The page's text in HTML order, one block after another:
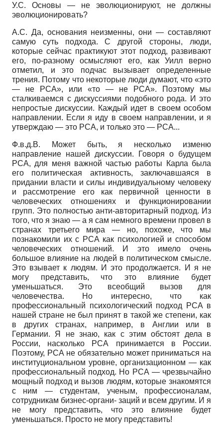
У.С. Основы — не эволюционируют, не должны
эволюционировать?
А.С. Да, основания неизменны, они — составляют
самую суть подхода. С другой стороны, люди,
которые сейчас практикуют этот подход, развивают
его, по-разному осмысляют его, как Уилл верно
отметил, и это подчас вызывает определенные
трения. Потому что некоторые люди думают, что «это
— не РСА», или «то — не РСА». Поэтому мы
сталкиваемся с дискуссиями подобного рода. И это
непростые дискуссии. Каждый идет в своем особом
направлении. Если я иду в своем направлении, и я
утверждаю — это РСА, и только это — РСА...
Ф.в.д.В. Может быть, я несколько изменю
направление нашей дискуссии. Говоря о будущем
РСА, для меня важной частью работы Карла была
его политическая активность, заключавшаяся в
придании власти и силы индивидуальному человеку
и рассмотрение его как первичной ценности в
человеческих отношениях и функционировании
групп. Это полностью анти-авторитарный подход. Из
того, что я знаю — а я сам немного времени провел в
странах третьего мира — но, похоже, что мы
познакомили их с РСА как психологией и способом
человеческих отношений. И это имело очень
большое влияние на людей в политическом смысле.
Это взывает к людям. И это продолжается. И я не
могу представить, что это влияние будет
уменьшаться. Это всеобщий вызов для
человечества. Но интересно, что как
профессиональный психологический подход РСА в
нашей стране не был принят в такой же степени, как
в других странах, например, в Англии или в
Германии. Я не знаю, как с этим обстоят дела в
России, насколько РСА принимается в России.
Поэтому, РСА не обязательно может приниматься на
институциональном уровне, организационном — как
профессиональный подход. Но РСА — чрезвычайно
мощный подход и вызов людям, которые знакомятся
с ним — студентам, ученым, профессионалам,
сотрудникам бизнес-органи- заций и всем другим. И я
не могу представить, что это влияние будет
уменьшаться. Просто не могу представить!